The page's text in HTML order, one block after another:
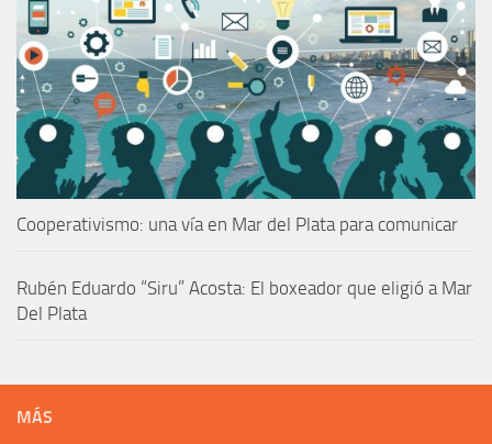
Cooperativismo: una vía en Mar del Plata para comunicar
Rubén Eduardo “Siru” Acosta: El boxeador que eligió a Mar
Del Plata
MÁS